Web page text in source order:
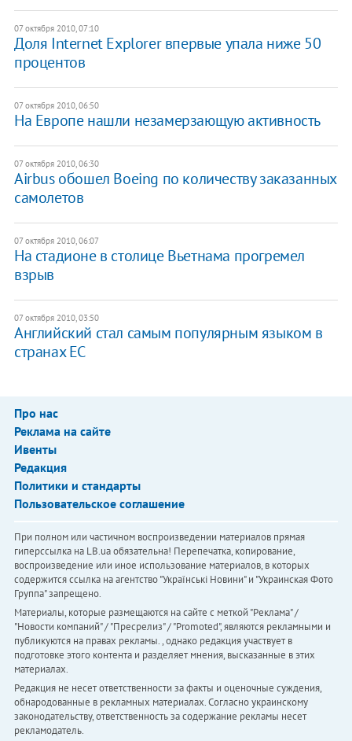
07 октября 2010, 07:10
Доля Internet Explorer впервые упала ниже 50
процентов
07 октября 2010, 06:50
На Европе нашли незамерзающую активность
07 октября 2010, 06:30
Airbus обошел Boeing по количеству заказанных
самолетов
07 октября 2010, 06:07
На стадионе в столице Вьетнама прогремел
взрыв
07 октября 2010, 03:50
Английский стал самым популярным языком в
странах ЕС
Про нас
Реклама на сайте
Ивенты
Редакция
Политики и стандарты
Пользовательское соглашение
При полном или частичном воспроизведении материалов прямая
гиперссылка на LB.ua обязательна! Перепечатка, копирование,
воспроизведение или иное использование материалов, в которых
содержится ссылка на агентство "Українськi Новини" и "Украинская Фото
Группа" запрещено.
Материалы, которые размещаются на сайте с меткой "Реклама" /
"Новости компаний" / "Пресрелиз" / "Promoted", являются рекламными и
публикуются на правах рекламы. , однако редакция участвует в
подготовке этого контента и разделяет мнения, высказанные в этих
материалах.
Редакция не несет ответственности за факты и оценочные суждения,
обнародованные в рекламных материалах. Согласно украинскому
законодательству, ответственность за содержание рекламы несет
рекламодатель.